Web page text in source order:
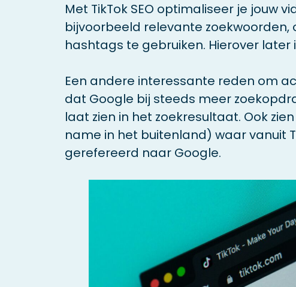
Met TikTok SEO optimaliseer je jouw
bijvoorbeeld relevante zoekwoorden,
hashtags te gebruiken. Hierover later
Een andere interessante reden om
dat Google bij steeds meer
laat zien in het zoekresultaat. Ook
name in het buitenland) waar vanuit
gerefereerd naar Google.